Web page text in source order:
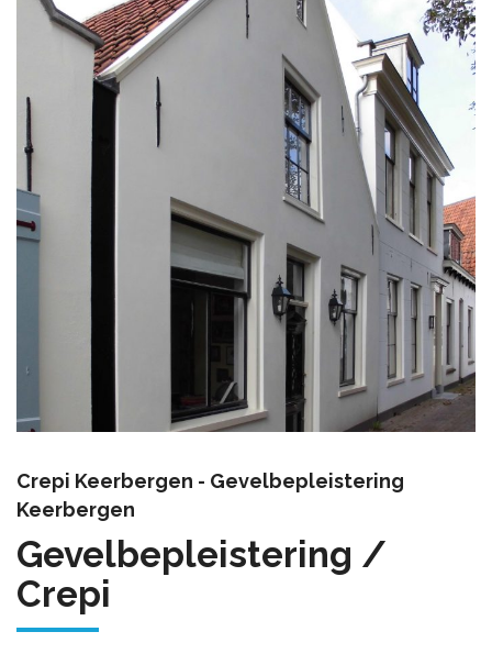
Crepi Keerbergen - Gevelbepleistering
Keerbergen
Gevelbepleistering /
Crepi